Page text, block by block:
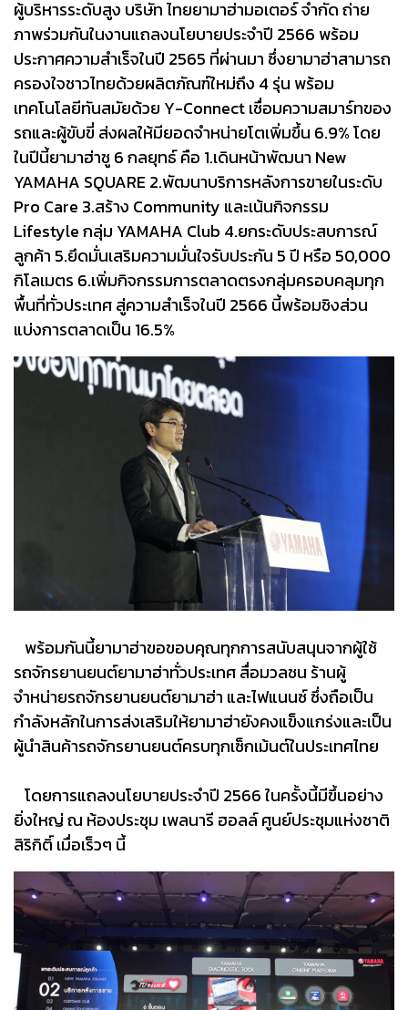
ผู้บริหารระดับสูง บริษัท ไทยยามาฮ่ามอเตอร์ จำกัด ถ่าย
ภาพร่วมกันในงานแถลงนโยบายประจำปี 2566 พร้อม
ประกาศความสำเร็จในปี 2565 ที่ผ่านมา ซึ่งยามาฮ่าสามารถ
ครองใจชาวไทยด้วยผลิตภัณฑ์ใหม่ถึง 4 รุ่น พร้อม
เทคโนโลยีทันสมัยด้วย Y-Connect เชื่อมความสมาร์ทของ
รถและผู้ขับขี่ ส่งผลให้มียอดจำหน่ายโตเพิ่มขึ้น 6.9% โดย
ในปีนี้ยามาฮ่าชู 6 กลยุทธ์ คือ 1.เดินหน้าพัฒนา New
YAMAHA SQUARE 2.พัฒนาบริการหลังการขายในระดับ
Pro Care 3.สร้าง Community และเน้นกิจกรรม
Lifestyle กลุ่ม YAMAHA Club 4.ยกระดับประสบการณ์
ลูกค้า 5.ยึดมั่นเสริมความมั่นใจรับประกัน 5 ปี หรือ 50,000
กิโลเมตร 6.เพิ่มกิจกรรมการตลาดตรงกลุ่มครอบคลุมทุก
พื้นที่ทั่วประเทศ สู่ความสำเร็จในปี 2566 นี้พร้อมชิงส่วน
แบ่งการตลาดเป็น 16.5%
พร้อมกันนี้ยามาฮ่าขอขอบคุณทุกการสนับสนุนจากผู้ใช้
รถจักรยานยนต์ยามาฮ่าทั่วประเทศ สื่อมวลชน ร้านผู้
จำหน่ายรถจักรยานยนต์ยามาฮ่า และไฟแนนซ์ ซึ่งถือเป็น
กำลังหลักในการส่งเสริมให้ยามาฮ่ายังคงแข็งแกร่งและเป็น
ผู้นำสินค้ารถจักรยานยนต์ครบทุกเซ็กเม้นต์ในประเทศไทย
โดยการแถลงนโยบายประจำปี 2566 ในครั้งนี้มีขึ้นอย่าง
ยิ่งใหญ่ ณ ห้องประชุม เพลนารี ฮอลล์ ศูนย์ประชุมแห่งชาติ
สิริกิติ์ เมื่อเร็วๆ นี้